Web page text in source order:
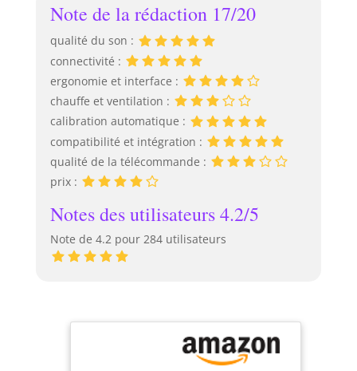
Note de la rédaction 17/20
qualité du son :
connectivité :
ergonomie et interface :
chauffe et ventilation :
calibration automatique :
compatibilité et intégration :
qualité de la télécommande :
prix :
Notes des utilisateurs 4.2/5
Note de 4.2 pour 284 utilisateurs